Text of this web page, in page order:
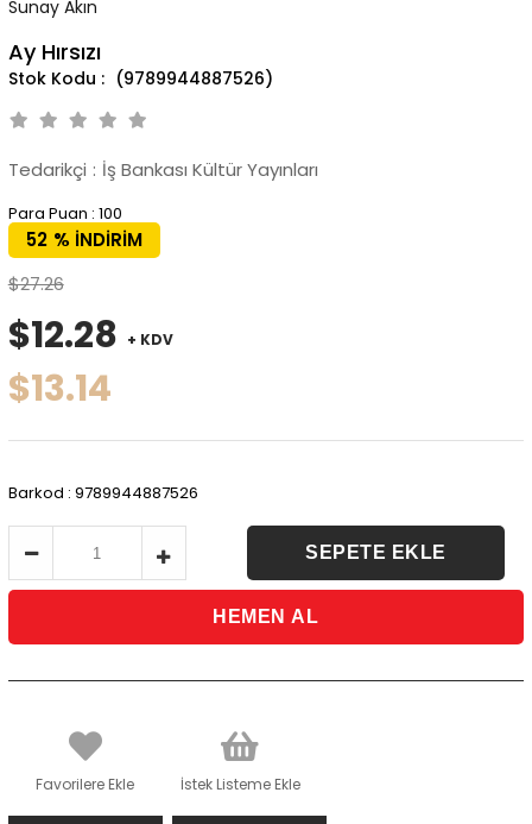
Sunay Akın
Ay Hırsızı
(9789944887526)
Tedarikçi : İş Bankası Kültür Yayınları
Para Puan : 100
%
52
İNDIRIM
$27.26
$12.28 + KDV
$13.14
Barkod : 9789944887526
Favorilere Ekle İstek Listeme Ekle